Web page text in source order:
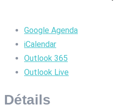
Google Agenda
iCalendar
Outlook 365
Outlook Live
Détails